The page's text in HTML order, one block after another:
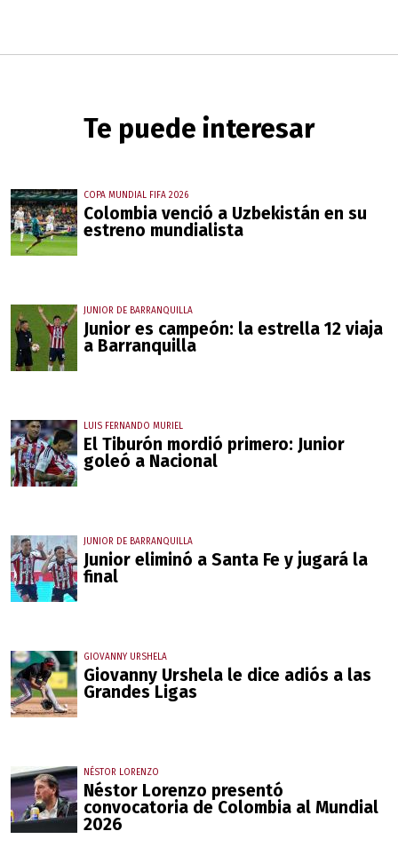
Te puede interesar
COPA MUNDIAL FIFA 2026
Colombia venció a Uzbekistán en su
estreno mundialista
JUNIOR DE BARRANQUILLA
Junior es campeón: la estrella 12 viaja
a Barranquilla
LUIS FERNANDO MURIEL
El Tiburón mordió primero: Junior
goleó a Nacional
JUNIOR DE BARRANQUILLA
Junior eliminó a Santa Fe y jugará la
final
GIOVANNY URSHELA
Giovanny Urshela le dice adiós a las
Grandes Ligas
NÉSTOR LORENZO
Néstor Lorenzo presentó
convocatoria de Colombia al Mundial
2026